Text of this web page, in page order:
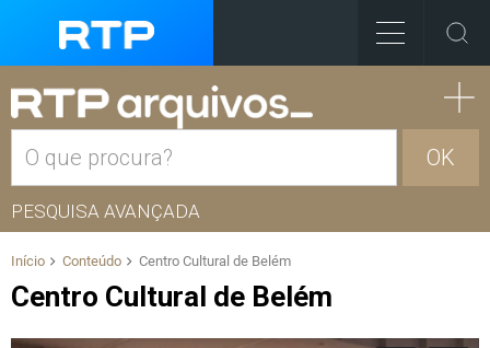
OK
PESQUISA AVANÇADA
Início Conteúdo Centro Cultural de Belém
Centro Cultural de Belém